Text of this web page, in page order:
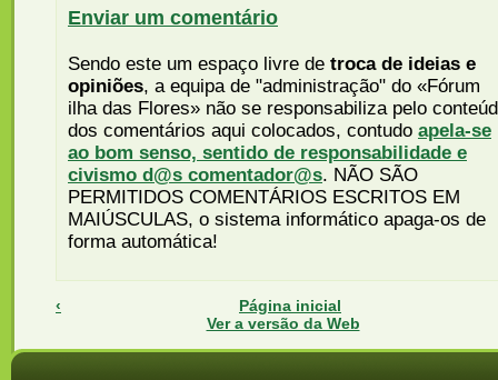
Enviar um comentário
Sendo este um espaço livre de troca de ideias e
opiniões, a equipa de "administração" do «Fórum
ilha das Flores» não se responsabiliza pelo
dos comentários aqui colocados, contudo apela-se
ao bom senso, sentido de responsabilidade e
civismo d@s comentador@s. NÃO SÃO
PERMITIDOS COMENTÁRIOS ESCRITOS EM
MAIÚSCULAS, o sistema informático apaga-os de
forma automática!
‹
Página inicial
Ver a versão da Web